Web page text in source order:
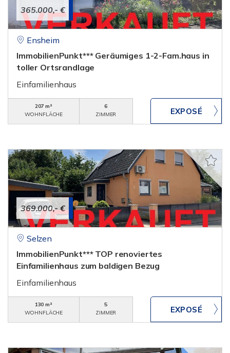
365.000,- €
Ensheim
ImmobilienPunkt*** Geräumiges 1-2-Fam.haus in
toller Ortsrandlage
Einfamilienhaus
207 m²
WOHNFLÄCHE
6
ZIMMER
369.000,- €
Selzen
ImmobilienPunkt*** TOP renoviertes
Einfamilienhaus zum baldigen Bezug
Einfamilienhaus
130 m²
WOHNFLÄCHE
5
ZIMMER